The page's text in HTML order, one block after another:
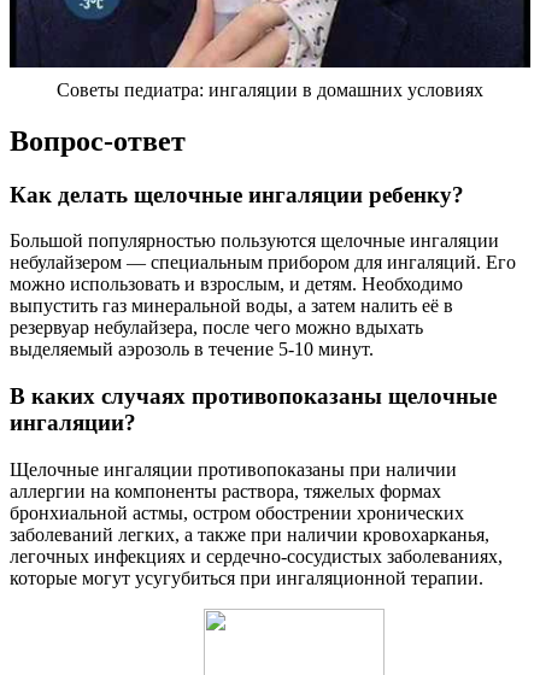
Советы педиатра: ингаляции в домашних условиях
Вопрос-ответ
Как делать щелочные ингаляции ребенку?
Большой популярностью пользуются щелочные ингаляции
небулайзером — специальным прибором для ингаляций. Его
можно использовать и взрослым, и детям. Необходимо
выпустить газ минеральной воды, а затем налить её в
резервуар небулайзера, после чего можно вдыхать
выделяемый аэрозоль в течение 5-10 минут.
В каких случаях противопоказаны щелочные
ингаляции?
Щелочные ингаляции противопоказаны при наличии
аллергии на компоненты раствора, тяжелых формах
бронхиальной астмы, остром обострении хронических
заболеваний легких, а также при наличии кровохарканья,
легочных инфекциях и сердечно-сосудистых заболеваниях,
которые могут усугубиться при ингаляционной терапии.